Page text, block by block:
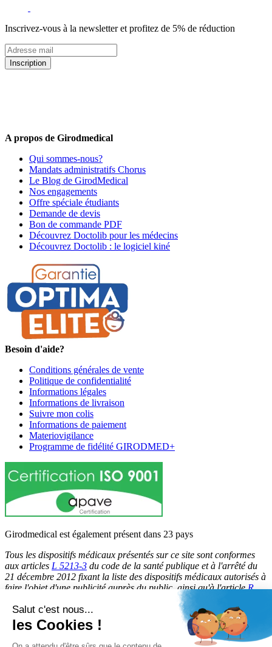
Inscrivez-vous à la newsletter et profitez de 5% de réduction
Inscription
A propos de Girodmedical
Qui sommes-nous?
Mandats administratifs Chorus
Le Blog de GirodMedical
Nos engagements
Offre spéciale étudiants
Demande de devis
Bon de commande PDF
Découvrez Doctolib pour les médecins
Découvrez Doctolib : le logiciel kiné
Besoin d'aide?
Conditions générales de vente
Politique de confidentialité
Informations légales
Informations de livraison
Suivre mon colis
Informations de paiement
Materiovigilance
Programme de fidélité GIRODMED+
Girodmedical est également présent dans 23 pays
Tous les dispositifs médicaux présentés sur ce site sont conformes
aux articles L 5213-3 du code de la santé publique et à l'arrêté du
21 décembre 2012 fixant la liste des dispositifs médicaux autorisés à
faire l'objet d'une publicité auprès du public, ainsi qu'à l'articleR
du code de la santé publique. Par conséquent, ils peuvent
être légalement promus et rendus accessibles au public.
© 2026 Girodmedical. Tous droits réservés.
Salut c'est nous...
les Cookies !